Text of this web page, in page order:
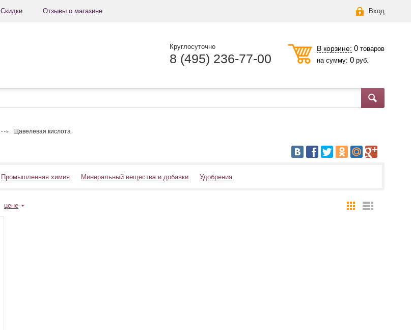
Скидки Отзывы о магазине Вход
Круглосуточно
8 (495) 236-77-00
В корзине: 0 товаров
на сумму: 0 руб.
Щавелевая кислота
Промышленная химия Минеральный вещества и добавки Удобрения
цене